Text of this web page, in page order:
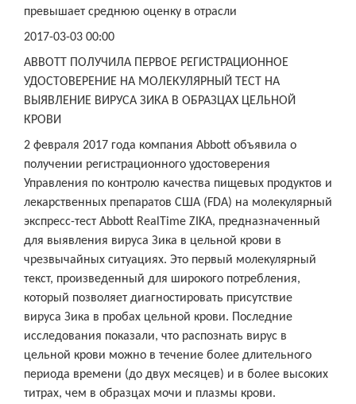
превышает среднюю оценку в отрасли
2017-03-03 00:00
ABBOTT ПОЛУЧИЛА ПЕРВОЕ РЕГИСТРАЦИОННОЕ
УДОСТОВЕРЕНИЕ НА МОЛЕКУЛЯРНЫЙ ТЕСТ НА
ВЫЯВЛЕНИЕ ВИРУСА ЗИКА В ОБРАЗЦАХ ЦЕЛЬНОЙ
КРОВИ
2 февраля 2017 года компания Abbott объявила о
получении регистрационного удостоверения
Управления по контролю качества пищевых продуктов и
лекарственных препаратов США (FDA) на молекулярный
экспресс-тест Abbott RealTime ZIKA, предназначенный
для выявления вируса Зика в цельной крови в
чрезвычайных ситуациях. Это первый молекулярный
текст, произведенный для широкого потребления,
который позволяет диагностировать присутствие
вируса Зика в пробах цельной крови. Последние
исследования показали, что распознать вирус в
цельной крови можно в течение более длительного
периода времени (до двух месяцев) и в более высоких
титрах, чем в образцах мочи и плазмы крови.